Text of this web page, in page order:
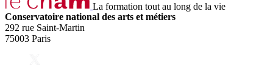
La formation tout au long de la vie
Conservatoire national des arts et métiers
292 rue Saint-Martin
75003 Paris